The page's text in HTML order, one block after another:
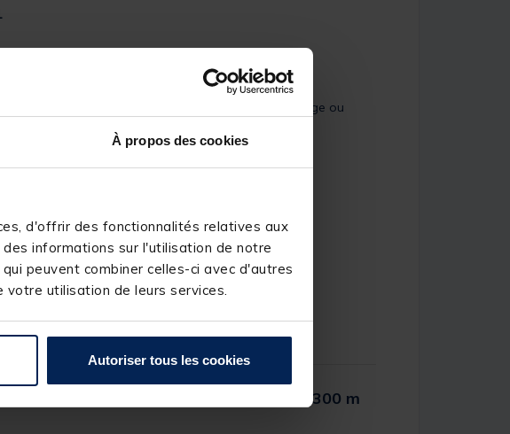
À propos des cookies
d'offrir des fonctionnalités relatives aux
informations sur l'utilisation de notre
peuvent combiner celles-ci avec d'autres
utilisation de leurs services.
Autoriser tous les cookies
afin d'être utilisé lors de chaque séance d'amorçage ou
spod and marker braid xlr 0.16 mm 300 m